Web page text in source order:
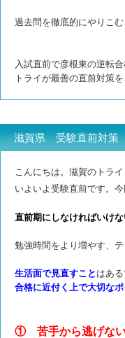
過去問を徹底的にやりこ
入試直前で彦根東の逆転
トライが最善の直前対策を
滋賀県 受験直前対策
こんにちは。滋賀のトライ
いよいよ受験直前です。今
直前期にしなければいけ
勉強時間をより増やす、
生活面で見直すこと はあ
合格に近付く上で大切な
① 苦手から逃げな